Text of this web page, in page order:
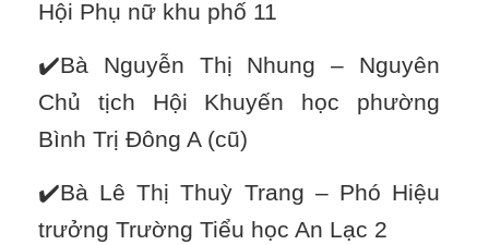
Hội Phụ nữ khu phố 11
✔️Bà Nguyễn Thị Nhung – Nguyên
Chủ tịch Hội Khuyến học phường
Bình Trị Đông A (cũ)
✔️Bà Lê Thị Thuỳ Trang – Phó Hiệu
trưởng Trường Tiểu học An Lạc 2